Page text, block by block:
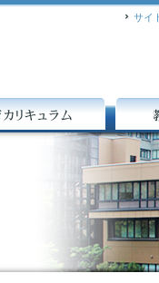
サイ
教育組